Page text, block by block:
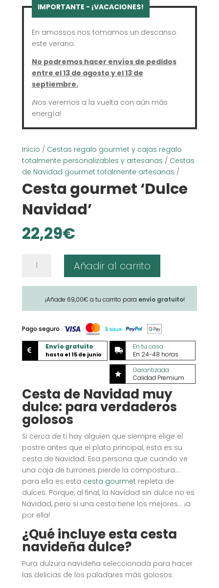
En amossos nos tomamos un descanso
este verano.
No podremos hacer envíos de pedidos
entre el 13 de agosto y el 13 de
septiembre.
¡Nos veremos a la vuelta con aún más
energía!
Inicio / Cestas regalo gourmet y cajas regalo
totalmente personalizables y artesanas / Cestas
de Navidad gourmet totalmente artesanas /
Cesta gourmet ‘Dulce
Navidad’
22,29€
gourmet
cantidad
Añadir al carrito
¡Añade 69,00€ a tu carrito para envío gratuito!
Pago seguro
 Envío gratuito
hasta el 15 de junio

En tu casa
En 24-48 horas

Garantizada
Calidad Premium
Cesta de Navidad muy
dulce: para verdaderos
golosos
Si cerca de ti hay alguien que siempre elige el
postre antes que el plato principal, esta es su
cesta de Navidad. Esa persona que cuando ve
una caja de turrones pierde la compostura…
para ella es esta cesta gourmet repleta de
dulces. Porque, al final, la Navidad sin dulce no es
Navidad, pero si una cesta tiene los mejores… ¡a
por ella!
¿Qué incluye esta cesta
navideña dulce?
Pura dulzura navideña seleccionada para hacer
las delicias de los paladares más golosos: